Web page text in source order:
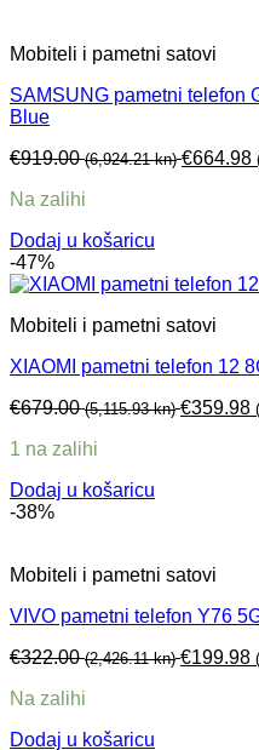
Mobiteli i pametni satovi
SAMSUNG pametni telefon
Blue
€919.00 (6,924.21 kn) €664.98
Na zalihi
Dodaj u košaricu
-47%
Mobiteli i pametni satovi
XIAOMI pametni telefon 12
€679.00 (5,115.93 kn) €359.98
1 na zalihi
Dodaj u košaricu
-38%
Mobiteli i pametni satovi
VIVO pametni telefon Y76
€322.00 (2,426.11 kn) €199.98
Na zalihi
Dodaj u košaricu